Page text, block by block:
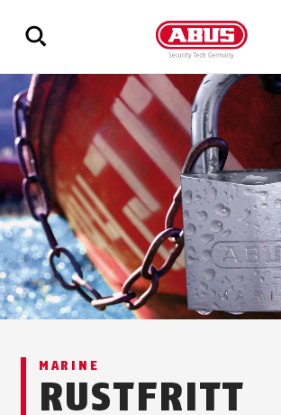
Via
alle
resultater
MARINE
RUSTFRITT